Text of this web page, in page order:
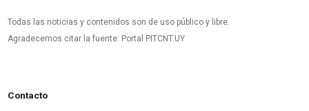
Todas las noticias y contenidos son de uso público y libre.
Agradecemos citar la fuente: Portal PITCNT.UY
Contacto